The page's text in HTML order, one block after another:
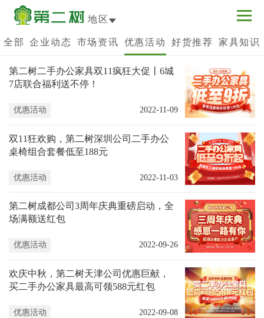
地区
全部 企业动态 市场资讯 优惠活动 好货推荐 家具知识
第二树二手办公家具双11疯狂大促丨6城
7店联合福利送不停！
优惠活动 2022-11-09
双11狂欢购，第二树深圳公司二手办公
桌椅组合套餐低至188元
优惠活动 2022-11-03
第二树成都公司3周年庆典重磅启动，全
场满额送红包
优惠活动 2022-09-26
欢庆中秋，第二树天津公司优惠巨献，
买二手办公家具最高可领588元红包
优惠活动 2022-09-08